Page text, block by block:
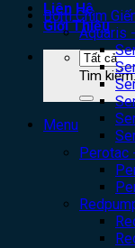
Liên Hệ
Giới Thiệu
Tìm kiếm:
Menu
Bơm Chìm
Aquaris
Perotac